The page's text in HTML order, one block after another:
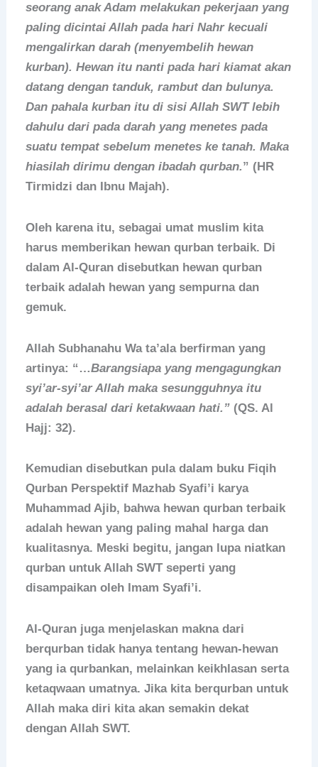
seorang anak Adam melakukan pekerjaan yang
paling dicintai Allah pada hari Nahr kecuali
mengalirkan darah (menyembelih hewan
kurban). Hewan itu nanti pada hari kiamat akan
datang dengan tanduk, rambut dan bulunya.
Dan pahala kurban itu di sisi Allah SWT lebih
dahulu dari pada darah yang menetes pada
suatu tempat sebelum menetes ke tanah. Maka
hiasilah dirimu dengan ibadah qurban.” (HR
Tirmidzi dan Ibnu Majah).
Oleh karena itu, sebagai umat muslim kita
harus memberikan hewan qurban terbaik. Di
dalam Al-Quran disebutkan hewan qurban
terbaik adalah hewan yang sempurna dan
gemuk.
Allah Subhanahu Wa ta’ala berfirman yang
artinya: “…Barangsiapa yang mengagungkan
syi’ar-syi’ar Allah maka sesungguhnya itu
adalah berasal dari ketakwaan hati.” (QS. Al
Hajj: 32).
Kemudian disebutkan pula dalam buku Fiqih
Qurban Perspektif Mazhab Syafi’i karya
Muhammad Ajib, bahwa hewan qurban terbaik
adalah hewan yang paling mahal harga dan
kualitasnya. Meski begitu, jangan lupa niatkan
qurban untuk Allah SWT seperti yang
disampaikan oleh Imam Syafi’i.
Al-Quran juga menjelaskan makna dari
berqurban tidak hanya tentang hewan-hewan
yang ia qurbankan, melainkan keikhlasan serta
ketaqwaan umatnya. Jika kita berqurban untuk
Allah maka diri kita akan semakin dekat
dengan Allah SWT.